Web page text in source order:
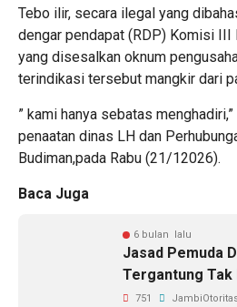
Tebo ilir, secara ilegal yang
dengar pendapat (RDP) Komisi III
yang disesalkan oknum
terindikasi tersebut mangkir dari
” kami hanya sebatas
penaatan dinas LH dan
Budiman,pada Rabu (21/12026).
Baca Juga
6 bulan lalu
Jasad Pemuda
Tergantung Tak
751